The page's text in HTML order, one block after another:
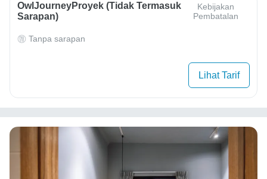
OwlJourneyProyek (Tidak Termasuk
Sarapan)
Kebijakan
Pembatalan
Tanpa sarapan
Lihat Tarif